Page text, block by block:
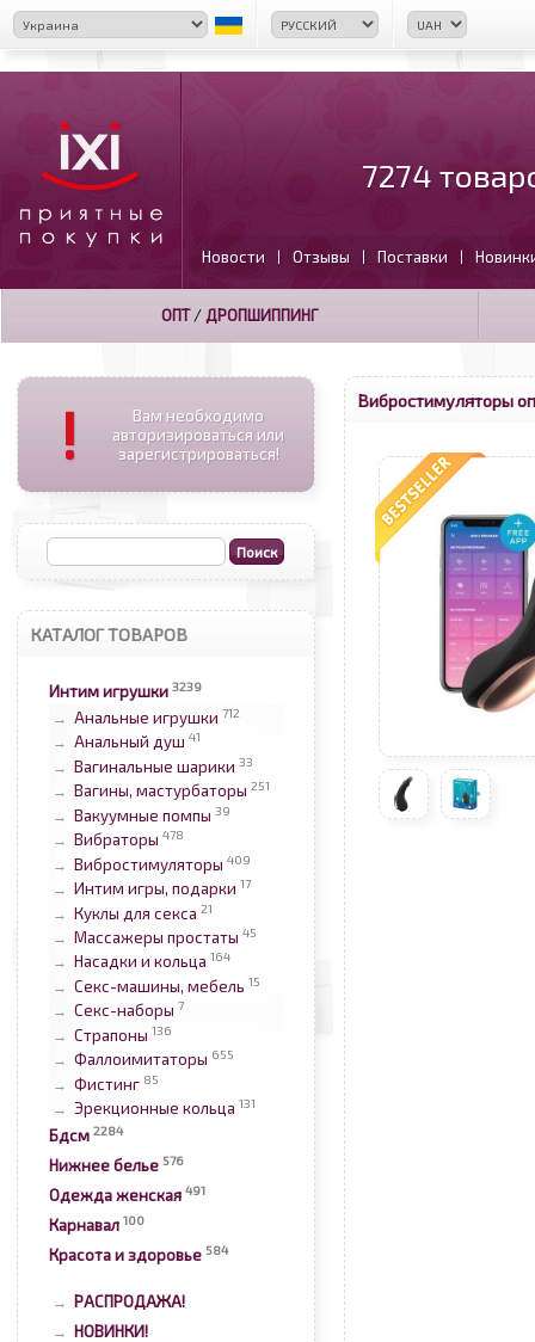
7274
Новости | Отзывы | Поставки |
ОПТ/ ДРОПШИППИНГ
!
Вам необходимо
авторизироваться или
зарегистрироваться!
КАТАЛОГ ТОВАРОВ
Интим игрушки 3239
→ Анальные игрушки 712
→ Анальный душ 41
→ Вагинальные шарики 33
→ Вагины, мастурбаторы 251
→ Вакуумные помпы 39
→ Вибраторы 478
→ Вибростимуляторы 409
→ Интим игры, подарки 17
→ Куклы для секса 21
→ Массажеры простаты 45
→ Насадки и кольца 164
→ Секс-машины, мебель 15
→ Секс-наборы 7
→ Страпоны 136
→ Фаллоимитаторы 655
→ Фистинг 85
→ Эрекционные кольца 131
Бдсм 2284
Нижнее белье 576
Одежда женская 491
Карнавал 100
Красота и здоровье 584
→ РАСПРОДАЖА!
→ НОВИНКИ!
Вибростимуляторы